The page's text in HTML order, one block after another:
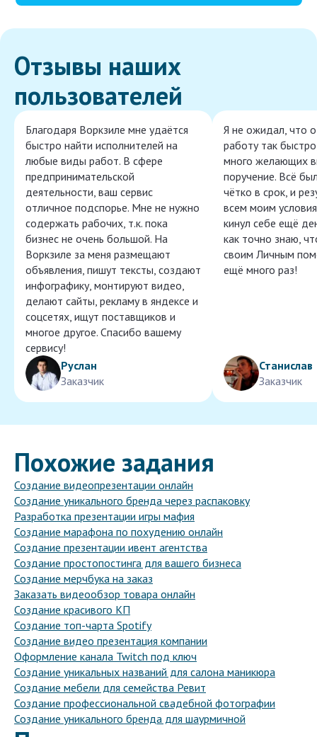
Отзывы наших
пользователей
Благодаря Воркзиле мне удаётся
быстро найти исполнителей на
любые виды работ. В сфере
предпринимательской
деятельности, ваш сервис
отличное подспорье. Мне не нужно
содержать рабочих, т.к. пока
бизнес не очень большой. На
Воркзиле за меня размещают
объявления, пишут тексты, создают
инфографику, монтируют видео,
делают сайты, рекламу в яндексе и
соцсетях, ищут поставщиков и
многое другое. Спасибо вашему
сервису!
Руслан
Заказчик
Я не ожидал, что
работу так
много желающих
поручение. Всё
чётко в срок, и
всем моим
кинул себе ещё
как точно знаю,
своим Личным
ещё много раз!
Станислав
Заказчик
Похожие задания
Создание видеопрезентации онлайн
Создание уникального бренда через распаковку
Разработка презентации игры мафия
Создание марафона по похудению онлайн
Создание презентации ивент агентства
Создание простопостинга для вашего бизнеса
Создание мерчбука на заказ
Заказать видеообзор товара онлайн
Создание красивого КП
Создание топ-чарта Spotify
Создание видео презентация компании
Оформление канала Twitch под ключ
Создание уникальных названий для салона маникюра
Создание мебели для семейства Ревит
Создание профессиональной свадебной фотографии
Создание уникального бренда для шаурмичной